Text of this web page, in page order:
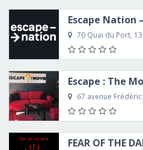
Escape Nation
70 Quai du Port,
Escape : The
67 avenue
FEAR OF THE